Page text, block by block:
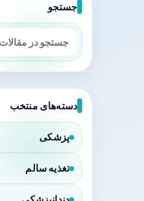
جستجو
دسته‌های منتخب
پزشکی
تغذیه سالم